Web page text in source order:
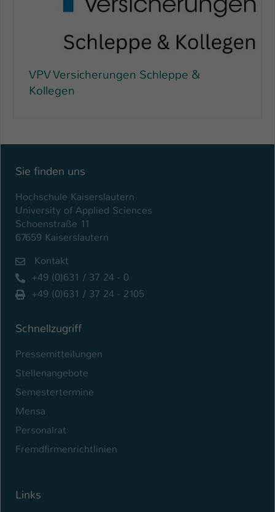
VPV Versicherungen Schleppe &
Kollegen
Sie finden uns
Hochschule Kaiserslautern
University of Applied Sciences
Schoenstraße 11
67659 Kaiserslautern
Kontakt
+49 (0)631 / 37 24 - 0
+49 (0)631 / 37 24 - 2105
Schnellzugriff
Pressemitteilungen
Stellenangebote
Semestertermine
Mensa
Personalrat
Fremdfirmenrichtlinien
Links